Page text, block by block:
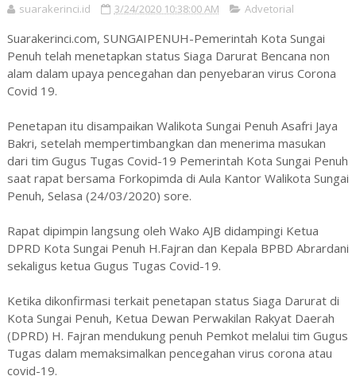
suarakerinci.id 3/24/2020 10:38:00 AM Advetorial
Suarakerinci.com, SUNGAIPENUH-Pemerintah Kota Sungai
Penuh telah menetapkan status Siaga Darurat Bencana non
alam dalam upaya pencegahan dan penyebaran virus Corona
Covid 19.
Penetapan itu disampaikan Walikota Sungai Penuh Asafri Jaya
Bakri, setelah mempertimbangkan dan menerima masukan
dari tim Gugus Tugas Covid-19 Pemerintah Kota Sungai Penuh
saat rapat bersama Forkopimda di Aula Kantor Walikota Sungai
Penuh, Selasa (24/03/2020) sore.
Rapat dipimpin langsung oleh Wako AJB didampingi Ketua
DPRD Kota Sungai Penuh H.Fajran dan Kepala BPBD Abrardani
sekaligus ketua Gugus Tugas Covid-19.
Ketika dikonfirmasi terkait penetapan status Siaga Darurat di
Kota Sungai Penuh, Ketua Dewan Perwakilan Rakyat Daerah
(DPRD) H. Fajran mendukung penuh Pemkot melalui tim Gugus
Tugas dalam memaksimalkan pencegahan virus corona atau
covid-19.